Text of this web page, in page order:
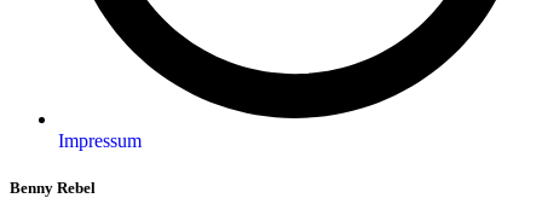
Impressum
Benny Rebel